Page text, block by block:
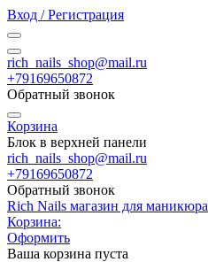
Вход / Регистрация
rich_nails_shop@mail.ru
+79169650872
Обратный звонок
Корзина
Блок в верхней панели
rich_nails_shop@mail.ru
+79169650872
Обратный звонок
Rich Nails магазин для маникюра
Корзина:
Оформить
Ваша корзина пуста